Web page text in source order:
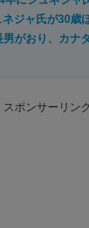
ジャ氏が30歳
がおり、カナ
スポンサーリンク